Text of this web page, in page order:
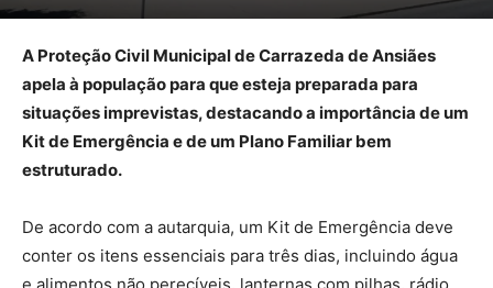
A Proteção Civil Municipal de Carrazeda de Ansiães
apela à população para que esteja preparada para
situações imprevistas, destacando a importância de um
Kit de Emergência e de um Plano Familiar bem
estruturado.
De acordo com a autarquia, um Kit de Emergência deve
conter os itens essenciais para três dias, incluindo água
e alimentos não perecíveis, lanternas com pilhas, rádio